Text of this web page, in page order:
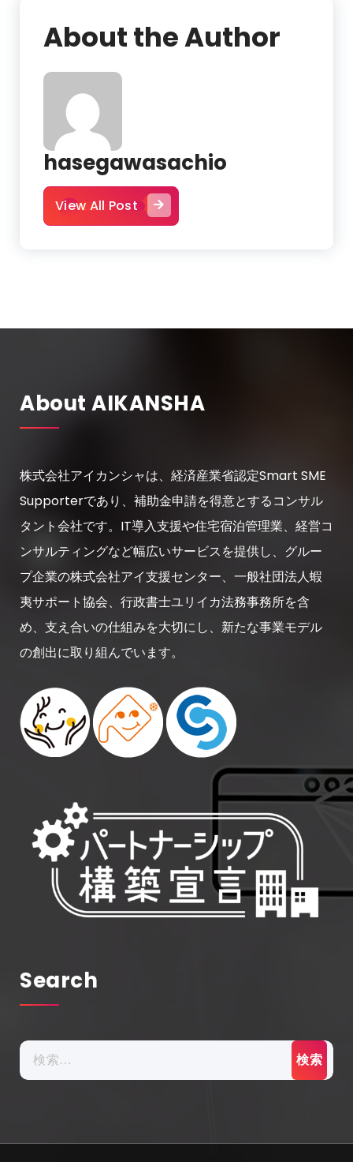
About the Author
hasegawasachio
View All Post
About AIKANSHA
株式会社アイカンシャは、経済産業省認定Smart SME
Supporterであり、補助金申請を得意とするコンサル
タント会社です。IT導入支援や住宅宿泊管理業、経営コ
ンサルティングなど幅広いサービスを提供し、グルー
プ企業の株式会社アイ支援センター、一般社団法人蝦
夷サポート協会、行政書士ユリイカ法務事務所を含
め、支え合いの仕組みを大切にし、新たな事業モデル
の創出に取り組んでいます。
Search
検
索: